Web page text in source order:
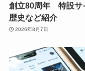
創立80周年 特設サ
歴史など紹介
2026年8月7日